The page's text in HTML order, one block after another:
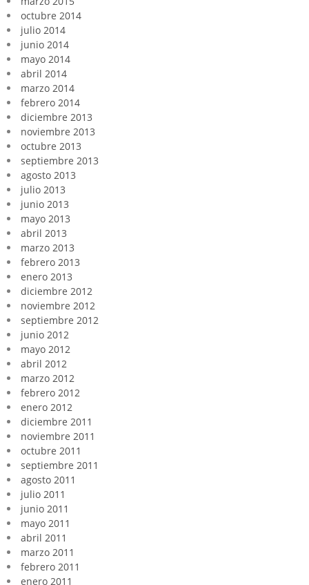
octubre 2014
julio 2014
junio 2014
mayo 2014
abril 2014
marzo 2014
febrero 2014
diciembre 2013
noviembre 2013
octubre 2013
septiembre 2013
agosto 2013
julio 2013
junio 2013
mayo 2013
abril 2013
marzo 2013
febrero 2013
enero 2013
diciembre 2012
noviembre 2012
septiembre 2012
junio 2012
mayo 2012
abril 2012
marzo 2012
febrero 2012
enero 2012
diciembre 2011
noviembre 2011
octubre 2011
septiembre 2011
agosto 2011
julio 2011
junio 2011
mayo 2011
abril 2011
marzo 2011
febrero 2011
enero 2011